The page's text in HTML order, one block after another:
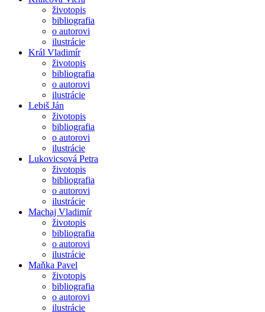
životopis
bibliografia
o autorovi
ilustrácie
Král Vladimír
životopis
bibliografia
o autorovi
ilustrácie
Lebiš Ján
životopis
bibliografia
o autorovi
ilustrácie
Lukovicsová Petra
životopis
bibliografia
o autorovi
ilustrácie
Machaj Vladimír
životopis
bibliografia
o autorovi
ilustrácie
Maňka Pavel
životopis
bibliografia
o autorovi
ilustrácie